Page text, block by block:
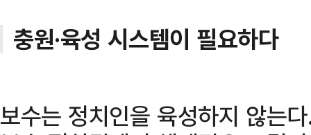
충원·육성 시스템이 필요하다
보수는 정치인을 육성하지 않는